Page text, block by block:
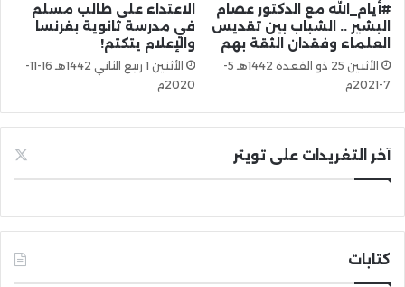
#أيام_الله مع الدكتور عصام
البشير .. الشباب بين تقديس
العلماء وفقدان الثقة بهم
الأثنين 25 ذو القعدة 1442هـ 5-
7-2021م
الاعتداء على طالب مسلم
في مدرسة ثانوية بفرنسا
والإعلام يتكتم!
الأثنين 1 ربيع الثاني 1442هـ 16-11-
2020م
آخر التغريدات على تويتر
كتابات